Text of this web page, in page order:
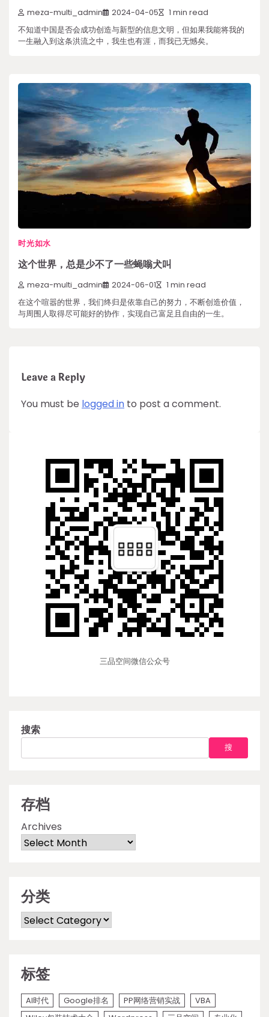
meza-multi_admin 2024-04-05 1 min read
不知道中国是否会成功创造与新型的信息文明，但如果我能将我的
一生融入到这条洪流之中，我生也有涯，而我已无憾矣。
时光如水
这个世界，总是少不了一些蝇嗡犬叫
meza-multi_admin 2024-06-01 1 min read
在这个喧嚣的世界，我们终归是依靠自己的努力，不断创造价值，
与周围人取得尽可能好的协作，实现自己富足且自由的一生。
Leave a Reply
You must be logged in to post a comment.
三品空间微信公众号
搜索
搜
存档
Archives
分类
Categories
标签
AI时代 Google排名 PP网络营销实战
VBA